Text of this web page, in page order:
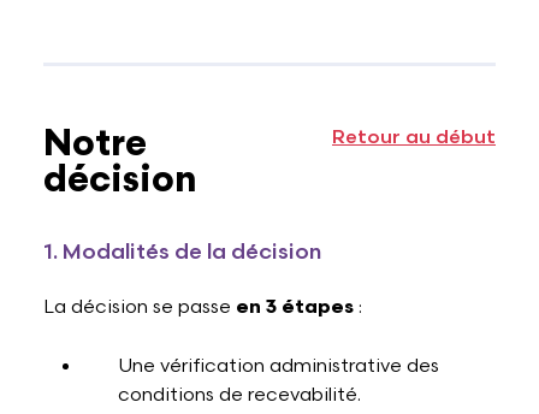
Retour au début
Notre
décision
1. Modalités de la décision
La décision se passe en 3 étapes :
Une vérification administrative des
conditions de recevabilité.